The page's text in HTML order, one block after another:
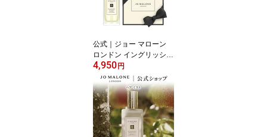
ル リフレッシュ ボディ
ジェル クリーム
公式｜ジョー マローン
ロンドン イングリッシュ
ペアー ＆ フリージア バ
ス オイル 30mL ギフトボ
ックス入り｜ジョーマロ
ーン ギフト 送料無料 プ
レゼント 贈り物 おすす
め プチギフト 誕生日 バ
ースデー お祝い
4,950 円